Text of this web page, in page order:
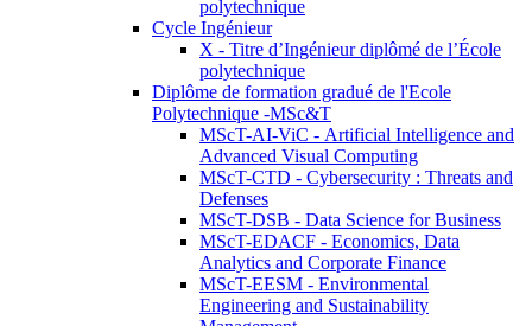
polytechnique
Cycle Ingénieur
X - Titre d’Ingénieur diplômé de l’École
polytechnique
Diplôme de formation gradué de l'Ecole
Polytechnique -MSc&T
MScT-AI-ViC - Artificial Intelligence and
Advanced Visual Computing
MScT-CTD - Cybersecurity : Threats and
Defenses
MScT-DSB - Data Science for Business
MScT-EDACF - Economics, Data
Analytics and Corporate Finance
MScT-EESM - Environmental
Engineering and Sustainability